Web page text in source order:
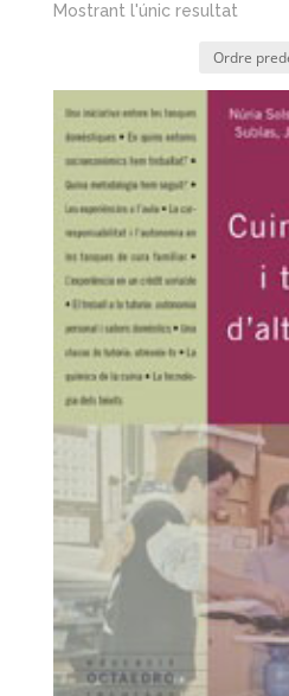
Mostrant l'únic resultat